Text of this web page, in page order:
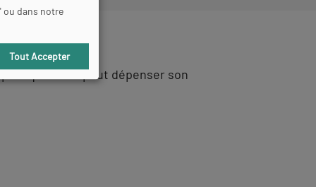
quand on peut dépenser son
ou dans notre
Tout Accepter